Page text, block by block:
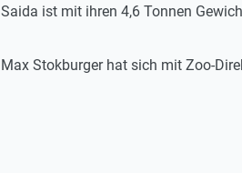
Saida ist mit ihren 4,6 Tonnen
Max Stokburger hat sich mit Zoo-